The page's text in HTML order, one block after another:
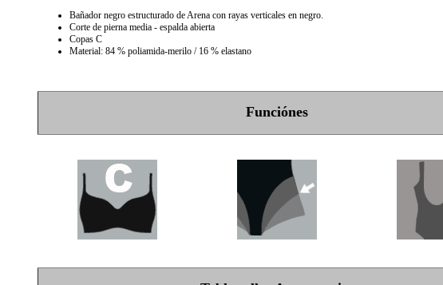
Bañador negro estructurado de Arena con rayas verticales en negro.
Corte de pierna media - espalda abierta
Copas C
Material: 84 % poliamida-merilo / 16 % elastano
Funciónes